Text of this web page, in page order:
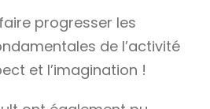
progresser les
de l’activité
et l’imagination !